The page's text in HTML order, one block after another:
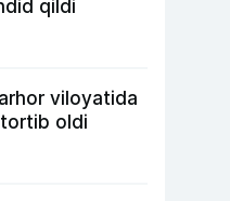
qildi
viloyatida
oldi